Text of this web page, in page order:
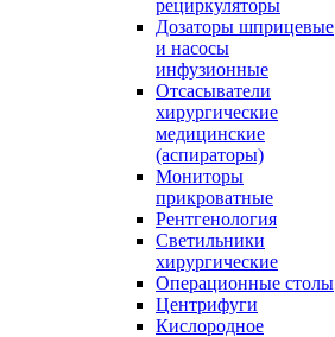
рециркуляторы
Дозаторы шприцевые
и насосы
инфузионные
Отсасыватели
хирургические
медицинские
(аспираторы)
Мониторы
прикроватные
Рентгенология
Светильники
хирургические
Операционные столы
Центрифуги
Кислородное